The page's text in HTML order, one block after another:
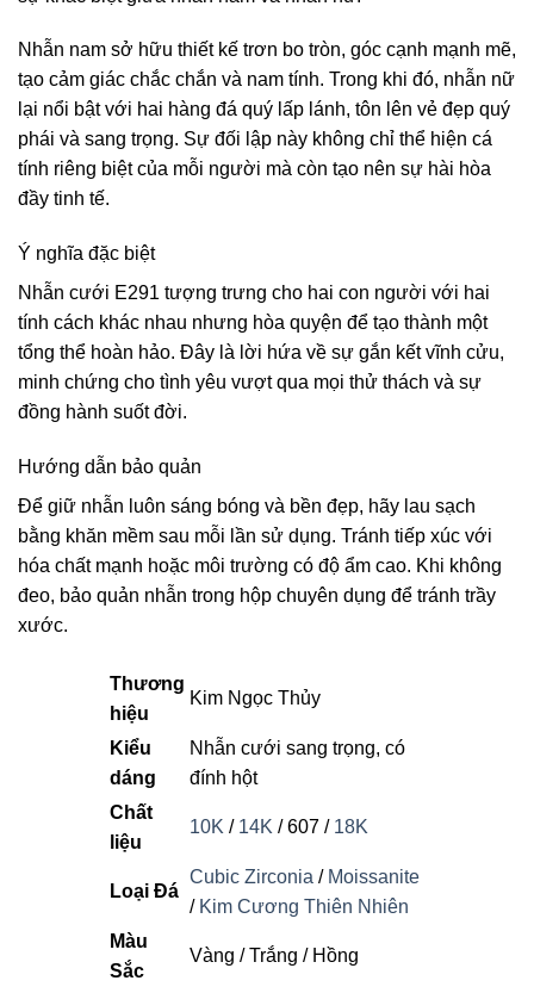
Nhẫn nam sở hữu thiết kế trơn bo tròn, góc cạnh mạnh mẽ,
tạo cảm giác chắc chắn và nam tính. Trong khi đó, nhẫn nữ
lại nổi bật với hai hàng đá quý lấp lánh, tôn lên vẻ đẹp quý
phái và sang trọng. Sự đối lập này không chỉ thể hiện cá
tính riêng biệt của mỗi người mà còn tạo nên sự hài hòa
đầy tinh tế.
Ý nghĩa đặc biệt
Nhẫn cưới E291 tượng trưng cho hai con người với hai
tính cách khác nhau nhưng hòa quyện để tạo thành một
tổng thể hoàn hảo. Đây là lời hứa về sự gắn kết vĩnh cửu,
minh chứng cho tình yêu vượt qua mọi thử thách và sự
đồng hành suốt đời.
Hướng dẫn bảo quản
Để giữ nhẫn luôn sáng bóng và bền đẹp, hãy lau sạch
bằng khăn mềm sau mỗi lần sử dụng. Tránh tiếp xúc với
hóa chất mạnh hoặc môi trường có độ ẩm cao. Khi không
đeo, bảo quản nhẫn trong hộp chuyên dụng để tránh trầy
xước.
Thương
hiệu
Kim Ngọc Thủy
Kiểu
dáng
Nhẫn cưới sang trọng, có
đính hột
Chất
liệu
10K / 14K / 607 / 18K
Loại Đá
Cubic Zirconia / Moissanite
/ Kim Cương Thiên Nhiên
Màu
Sắc
Vàng / Trắng / Hồng